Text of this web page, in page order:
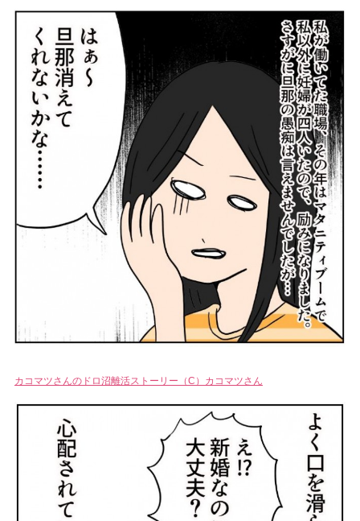
カコマツさんのドロ沼離活ストーリー（C）カコマツさん